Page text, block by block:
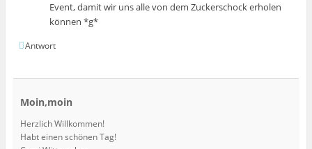
Event, damit wir uns alle von dem Zuckerschock erholen
können *g*
Antwort
Moin,moin
Herzlich Willkommen!
Habt einen schönen Tag!